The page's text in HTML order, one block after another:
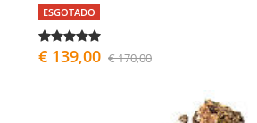
ESGOTADO
€ 139,00 € 170,00